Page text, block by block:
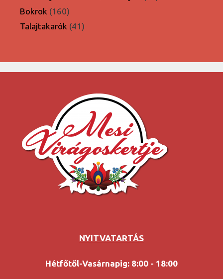
Bokrok 160160
termék
Talajtakarók 4141
NYITVATARTÁS
Hétfőtől-Vasárnapig: 8:00 - 18:00